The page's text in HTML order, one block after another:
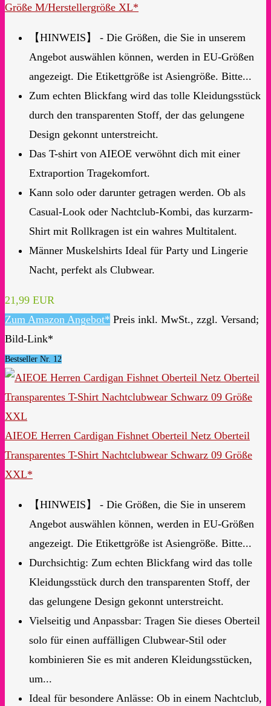
Größe M/Herstellergröße XL*
【HINWEIS】 - Die Größen, die Sie in unserem
Angebot auswählen können, werden in EU-Größen
angezeigt. Die Etikettgröße ist Asiengröße. Bitte...
Zum echten Blickfang wird das tolle Kleidungsstück
durch den transparenten Stoff, der das gelungene
Design gekonnt unterstreicht.
Das T-shirt von AIEOE verwöhnt dich mit einer
Extraportion Tragekomfort.
Kann solo oder darunter getragen werden. Ob als
Casual-Look oder Nachtclub-Kombi, das kurzarm-
Shirt mit Rollkragen ist ein wahres Multitalent.
Männer Muskelshirts Ideal für Party und Lingerie
Nacht, perfekt als Clubwear.
21,99 EUR
Zum Amazon Angebot* Preis inkl. MwSt., zzgl. Versand;
Bild-Link*
Bestseller Nr. 12
AIEOE Herren Cardigan Fishnet Oberteil Netz Oberteil
Transparentes T-Shirt Nachtclubwear Schwarz 09 Größe
XXL*
【HINWEIS】 - Die Größen, die Sie in unserem
Angebot auswählen können, werden in EU-Größen
angezeigt. Die Etikettgröße ist Asiengröße. Bitte...
Durchsichtig: Zum echten Blickfang wird das tolle
Kleidungsstück durch den transparenten Stoff, der
das gelungene Design gekonnt unterstreicht.
Vielseitig und Anpassbar: Tragen Sie dieses Oberteil
solo für einen auffälligen Clubwear-Stil oder
kombinieren Sie es mit anderen Kleidungsstücken,
um...
Ideal für besondere Anlässe: Ob in einem Nachtclub,